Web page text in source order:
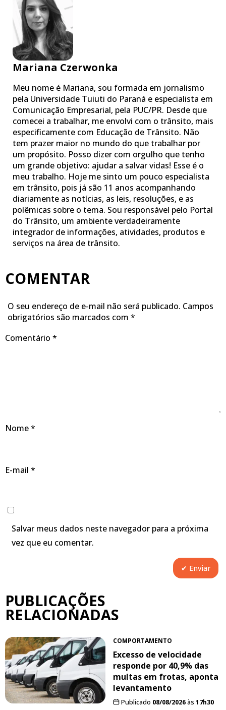
Mariana Czerwonka
Meu nome é Mariana, sou formada em jornalismo
pela Universidade Tuiuti do Paraná e especialista em
Comunicação Empresarial, pela PUC/PR. Desde que
comecei a trabalhar, me envolvi com o trânsito, mais
especificamente com Educação de Trânsito. Não
tem prazer maior no mundo do que trabalhar por
um propósito. Posso dizer com orgulho que tenho
um grande objetivo: ajudar a salvar vidas! Esse é o
meu trabalho. Hoje me sinto um pouco especialista
em trânsito, pois já são 11 anos acompanhando
diariamente as notícias, as leis, resoluções, e as
polêmicas sobre o tema. Sou responsável pelo Portal
do Trânsito, um ambiente verdadeiramente
integrador de informações, atividades, produtos e
serviços na área de trânsito.
COMENTAR
O seu endereço de e-mail não será publicado. Campos
obrigatórios são marcados com *
Comentário *
Nome*
E-mail *
Salvar meus dados neste navegador para a próxima
vez que eu comentar.
PUBLICAÇÕES
RELACIONADAS
COMPORTAMENTO
Excesso de velocidade
responde por 40,9% das
multas em frotas, aponta
levantamento
Publicado 08/08/2026às 17h30